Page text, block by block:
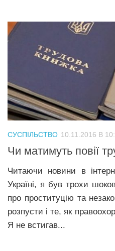
СУСПІЛЬСТВО 10.11.2016 В
Чи матимуть повії
Читаючи новини в
Україні, я був трохи
про проституцію та
розпусти і те, як
Я не встигав...